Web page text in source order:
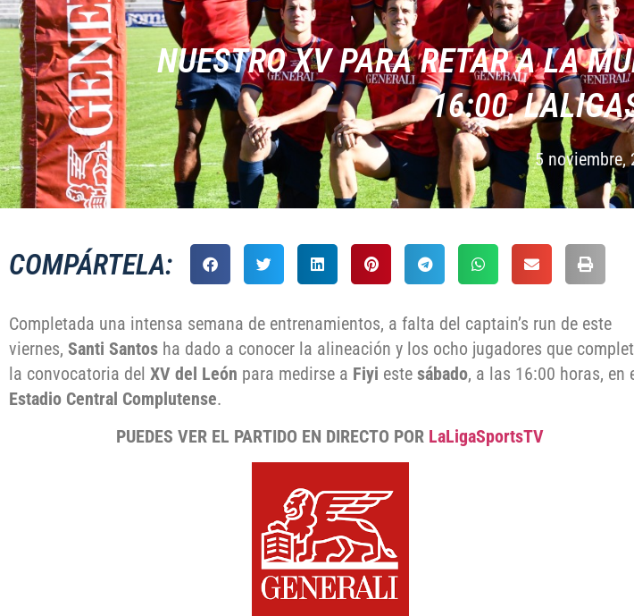
NUESTRO XV PARA RETAR A LA
16:00,
5 noviembre,
COMPÁRTELA:
Completada una intensa semana de entrenamientos, a falta del captain’s run de este
viernes, Santi Santos ha dado a conocer la alineación y los ocho jugadores que
la convocatoria del XV del León para medirse a Fiyi este sábado, a las 16:00 horas, en
Estadio Central Complutense.
PUEDES VER EL PARTIDO EN DIRECTO POR LaLigaSportsTV